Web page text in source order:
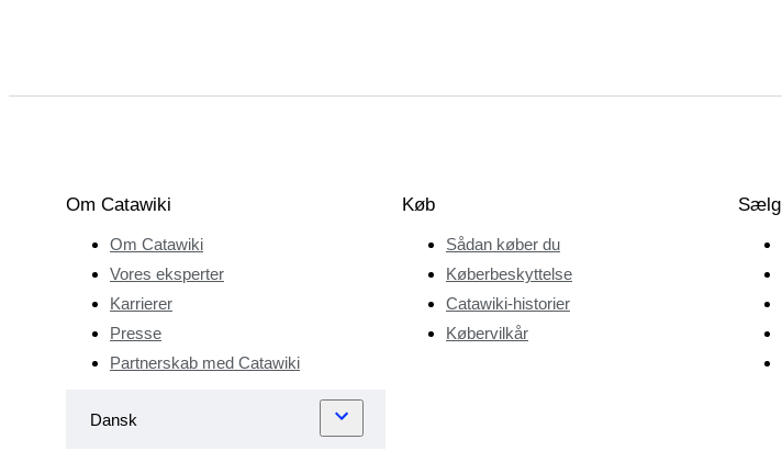
Om Catawiki
Om Catawiki
Vores eksperter
Karrierer
Presse
Partnerskab med Catawiki
Køb
Sådan køber du
Køberbeskyttelse
Catawiki-historier
Købervilkår
Sælg